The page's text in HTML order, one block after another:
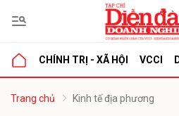
CHÍNH TRỊ - XÃ HỘI VCCI
Trang chủ Kinh tế địa phương
luận